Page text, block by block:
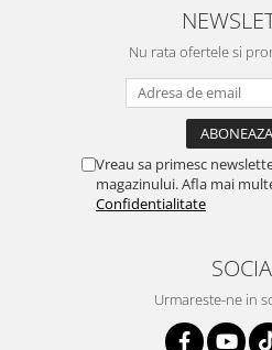
Nu rata ofertele si
Vreau sa primesc
magazinului. Afla mai
Confidentialitate
Urmareste-ne in